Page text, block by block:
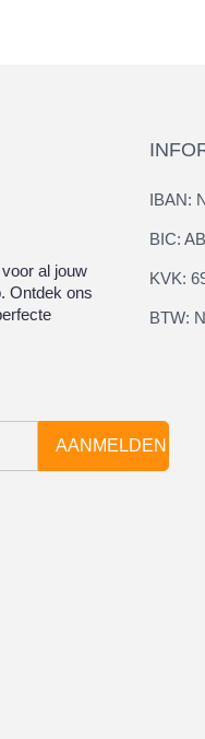
al jouw
Ontdek ons
AANMELDEN
IBAN:
BIC:
KVK:
BTW: